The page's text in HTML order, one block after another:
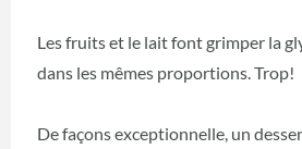
Les fruits et le lait font grimper la
dans les mêmes proportions. Trop!
De façons exceptionnelle, un